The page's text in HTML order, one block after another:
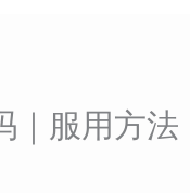
｜服用方法